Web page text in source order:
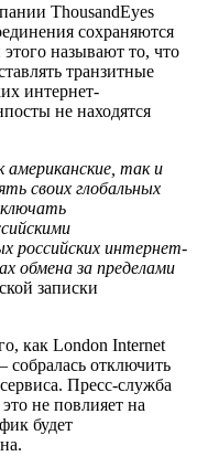
ThousandEyes
сохраняются
называют то, что
транзитные
интернет-
не находятся
так и
своих глобальных
российских интернет-
обмена за пределами
записки
как London Internet
отключить
Пресс-служба
не повлияет на
будет